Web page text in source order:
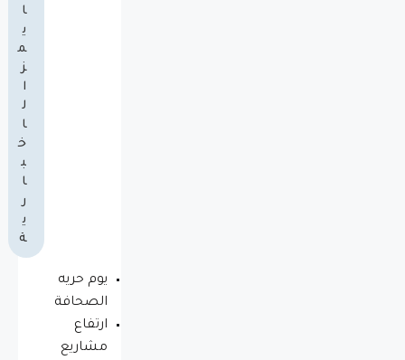
ا
ي
م
ز
ا
ل
ا
خ
ب
ا
ر
ي
ة
يوم حريه
الصحافة
ارتفاع
مشاريع